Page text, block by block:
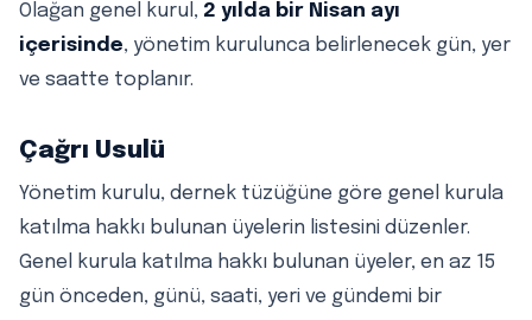
Olağan genel kurul, 2 yılda bir Nisan ayı
içerisinde, yönetim kurulunca belirlenecek gün, yer
ve saatte toplanır.
Çağrı Usulü
Yönetim kurulu, dernek tüzüğüne göre genel kurula
katılma hakkı bulunan üyelerin listesini düzenler.
Genel kurula katılma hakkı bulunan üyeler, en az 15
gün önceden, günü, saati, yeri ve gündemi bir